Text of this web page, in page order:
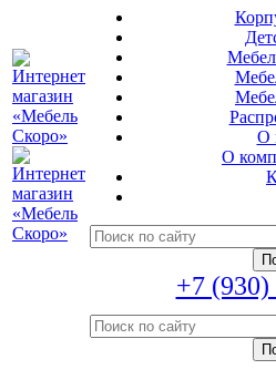
О
О
+7 (930)